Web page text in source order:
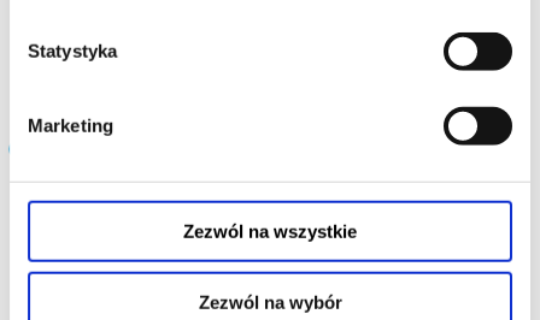
Statystyka
Marketing
Zezwól na wszystkie
Zezwól na wybór
czytaj opis
Filmy grane w kinie:
Do utraty tchu | Pokaz specjalny